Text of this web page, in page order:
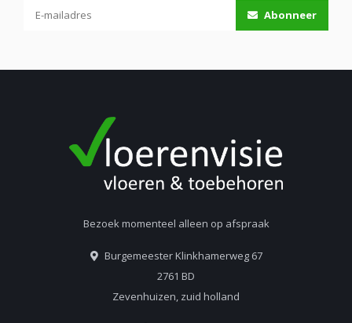
Abonneer
Bezoek momenteel alleen op afspraak
Burgemeester Klinkhamerweg 67
2761 BD
Zevenhuizen, zuid holland